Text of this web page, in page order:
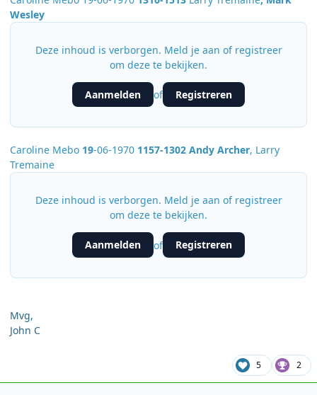
Wesley
Deze inhoud is verborgen. Meld je aan of registreer
om deze te bekijken.
Aanmelden of Registreren
Caroline Mebo 19-06-1970 1157-1302 Andy Archer, Larry
Tremaine
Deze inhoud is verborgen. Meld je aan of registreer
om deze te bekijken.
Aanmelden of Registreren
Mvg,
John C
5 2